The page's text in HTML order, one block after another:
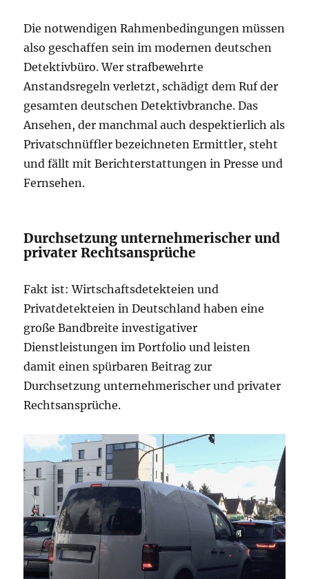
Die notwendigen Rahmenbedingungen müssen
also geschaffen sein im modernen deutschen
Detektivbüro. Wer strafbewehrte
Anstandsregeln verletzt, schädigt dem Ruf der
gesamten deutschen Detektivbranche. Das
Ansehen, der manchmal auch despektierlich als
Privatschnüffler bezeichneten Ermittler, steht
und fällt mit Berichterstattungen in Presse und
Fernsehen.
Durchsetzung unternehmerischer und
privater Rechtsansprüche
Fakt ist: Wirtschaftsdetekteien und
Privatdetekteien in Deutschland haben eine
große Bandbreite investigativer
Dienstleistungen im Portfolio und leisten
damit einen spürbaren Beitrag zur
Durchsetzung unternehmerischer und privater
Rechtsansprüche.